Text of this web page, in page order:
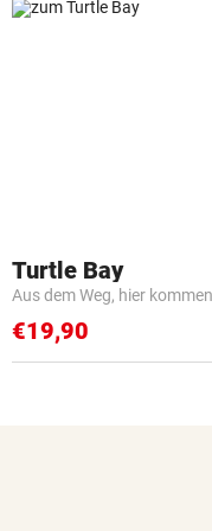
Turtle Bay
Aus dem Weg, hier
€19,90